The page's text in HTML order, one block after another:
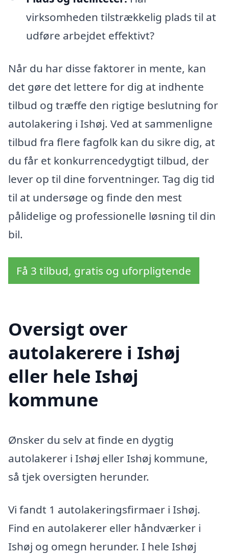
virksomheden tilstrækkelig plads til at
udføre arbejdet effektivt?
Når du har disse faktorer in mente, kan
det gøre det lettere for dig at indhente
tilbud og træffe den rigtige beslutning for
autolakering i Ishøj. Ved at sammenligne
tilbud fra flere fagfolk kan du sikre dig, at
du får et konkurrencedygtigt tilbud, der
lever op til dine forventninger. Tag dig tid
til at undersøge og finde den mest
pålidelige og professionelle løsning til din
bil.
Få 3 tilbud, gratis og uforpligtende
Oversigt over
autolakerere i Ishøj
eller hele Ishøj
kommune
Ønsker du selv at finde en dygtig
autolakerer i Ishøj eller Ishøj kommune,
så tjek oversigten herunder.
Vi fandt 1 autolakeringsfirmaer i Ishøj.
Find en autolakerer eller håndværker i
Ishøj og omegn herunder. I hele Ishøj